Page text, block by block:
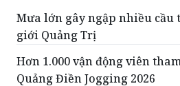
Mưa lớn gây ngập nhiều
giới Quảng Trị
Hơn 1.000 vận động viên
Quảng Điền Jogging 2026